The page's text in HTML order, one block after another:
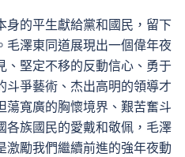
身的平生獻給黨和國民，留下
毛澤東同道展現出一個偉年夜
、堅定不移的反動信心、勇于
斗爭藝術、杰出高明的領導才
蕩寬廣的胸懷境界、艱苦奮斗
各族國民的愛戴和敬佩，毛澤
激勵我們繼續前進的強年夜動